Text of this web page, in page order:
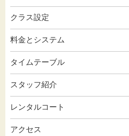
クラス設定
料金とシステム
タイムテーブル
スタッフ紹介
レンタルコート
アクセス